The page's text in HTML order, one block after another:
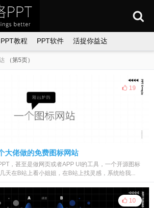
PPT教程 PPT软件 活捉你益达
（第5页）
19
大佬做的免费图标网站
，甚至是做网页或者APP UI的工具，一个开源图标
天在B站上看小姐姐，在B站上找灵感，系统给我...
10